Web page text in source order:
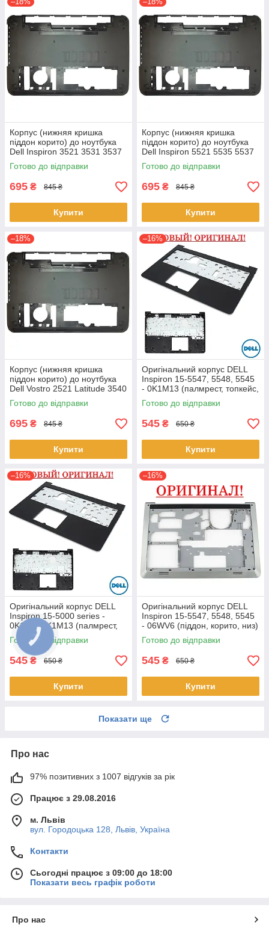
Корпус (нижняя кришка
піддон корито) до ноутбука
Dell Inspiron 3521 3531 3537
(0YXMG9, AP0ZG000200)
Готово до відправки
695 ₴ 845 ₴
Купити
Корпус (нижняя кришка
піддон корито) до ноутбука
Dell Inspiron 5521 5535 5537
(0YXMG9, AP0ZG000200)
Готово до відправки
695 ₴ 845 ₴
Купити
–18%
Корпус (нижняя кришка
піддон корито) до ноутбука
Dell Vostro 2521 Latitude 3540
(0YXMG9, AP0ZG000200)
Готово до відправки
695 ₴ 845 ₴
Купити
–16%
Оригінальний корпус DELL
Inspiron 15-5547, 5548, 5545
- 0K1M13 (палмрест, топкейс,
верх)
Готово до відправки
545 ₴ 650 ₴
Купити
–16%
Оригінальний корпус DELL
Inspiron 15-5000 series -
0K1M13, K1M13 (палмрест,
топкейс, верх)
Готово до відправки
545 ₴ 650 ₴
Купити
–16%
Оригінальний корпус DELL
Inspiron 15-5547, 5548, 5545
- 06WV6 (піддон, корито, низ)
Готово до відправки
545 ₴ 650 ₴
Купити
Показати ще
Про нас
97% позитивних з 1007 відгуків за рік
Працює з 29.08.2016
м. Львів
вул. Городоцька 128, Львів, Україна
Контакти
Сьогодні працює з 09:00 до 18:00
Показати весь графік роботи
Про нас